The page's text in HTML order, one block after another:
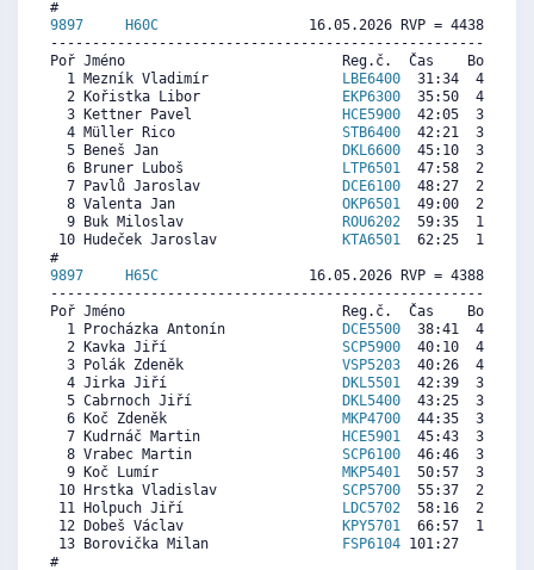
9897
H60C
16.05.2026 RVP = 4438/
Poř Jméno                          Reg.č.  Čas    Body
  1 Mezník Vladimír
LBE6400
31:34  4861
  2 Kořistka Libor
EKP6300
35:50  4360
  3 Kettner Pavel
HCE5900
42:05  3627
  4 Müller Rico
STB6400
42:21  3595
  5 Beneš Jan
DKL6600
45:10  3265
  6 Bruner Luboš
LTP6501
47:58  2936
  7 Pavlů Jaroslav
DCE6100
48:27  2880
  8 Valenta Jan
OKP6501
49:00  2815
  9 Buk Miloslav
ROU6202
59:35  1573
10 Hudeček Jaroslav
KTA6501
62:25  1241
9897
H65C
16.05.2026 RVP = 4388/
Poř Jméno                          Reg.č.  Čas    Body
  1 Procházka Antonín
DCE5500
38:41  4326
  2 Kavka Jiří
SCP5900
40:10  4169
  3 Polák Zdeněk
VSP5203
40:26  4141
  4 Jirka Jiří
DKL5501
42:39  3906
  5 Cabrnoch Jiří
DKL5400
43:25  3825
  6 Koč Zdeněk
MKP4700
44:35  3701
  7 Kudrnáč Martin
HCE5901
45:43  3581
  8 Vrabec Martin
SCP6100
46:46  3470
  9 Koč Lumír
MKP5401
50:57  3027
10 Hrstka Vladislav SCP5700
55:37  2532
11 Holpuch Jiří
LDC5702
58:16  2252
12 Dobeš Václav
KPY5701
66:57  1332
13 Borovička Milan
FSP6104 101:27     0